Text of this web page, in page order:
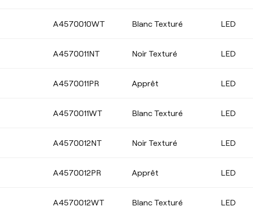
COLEURA4570010WT Blanc Texturé LED
A4570011NT Noir Texturé LED
A4570011PR Apprêt LED
A4570011WT Blanc Texturé LED
A4570012NT Noir Texturé LED
A4570012PR Apprêt LED
A4570012WT Blanc Texturé LED